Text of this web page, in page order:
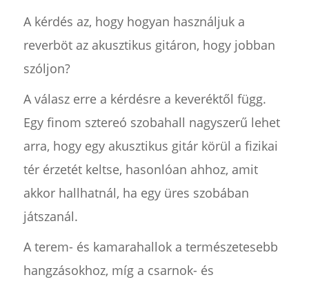
A kérdés az, hogy hogyan használjuk a
reverböt az akusztikus gitáron, hogy jobban
szóljon?
A válasz erre a kérdésre a keveréktől függ.
Egy finom sztereó szobahall nagyszerű lehet
arra, hogy egy akusztikus gitár körül a fizikai
tér érzetét keltse, hasonlóan ahhoz, amit
akkor hallhatnál, ha egy üres szobában
játszanál.
A terem- és kamarahallok a természetesebb
hangzásokhoz, míg a csarnok- és